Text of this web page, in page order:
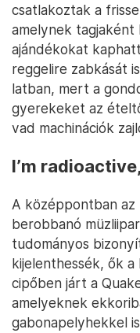
csatlakoztak a
amelynek
ajándékokat
reggelire zabkását
latban, mert a
gyerekeket az
vad machinációk
I’m
A középpontban az
berobbanó
tudományos
kijelenthessék, ők a
cipőben járt a
amelyeknek
gabonapelyhekkel